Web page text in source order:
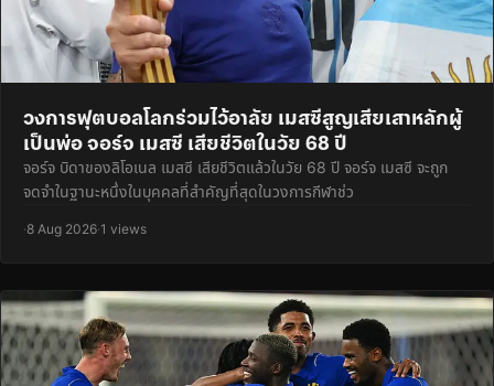
วงการฟุตบอลโลกร่วมไว้อาลัย เมสซีสูญเสียเสาหลักผู้
เป็นพ่อ จอร์จ เมสซี เสียชีวิตในวัย 68 ปี
จอร์จ บิดาของลิโอเนล เมสซี เสียชีวิตแล้วในวัย 68 ปี จอร์จ เมสซี จะถูก
จดจำในฐานะหนึ่งในบุคคลที่สำคัญที่สุดในวงการกีฬาช่ว
·8 Aug 2026·1 views